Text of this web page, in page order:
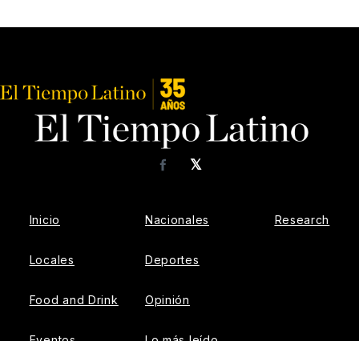
𝕏
Facebook
Inicio
Locales
Food and Drink
Nacionales
Deportes
Opinión
Research